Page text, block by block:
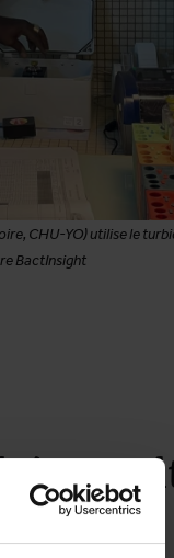
CHU-YO) utilise le
BactInsight